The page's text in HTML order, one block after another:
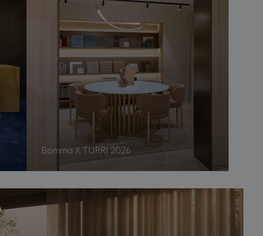
Bomma X TURRI 2026